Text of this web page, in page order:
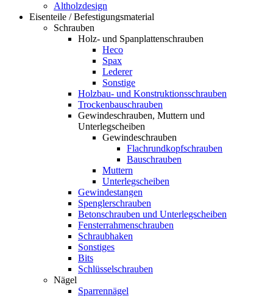
Altholzdesign
Eisenteile / Befestigungsmaterial
Schrauben
Holz- und Spanplattenschrauben
Heco
Spax
Lederer
Sonstige
Holzbau- und Konstruktionsschrauben
Trockenbauschrauben
Gewindeschrauben, Muttern und
Unterlegscheiben
Gewindeschrauben
Flachrundkopfschrauben
Bauschrauben
Muttern
Unterlegscheiben
Gewindestangen
Spenglerschrauben
Betonschrauben und Unterlegscheiben
Fensterrahmenschrauben
Schraubhaken
Sonstiges
Bits
Schlüsselschrauben
Nägel
Sparrennägel